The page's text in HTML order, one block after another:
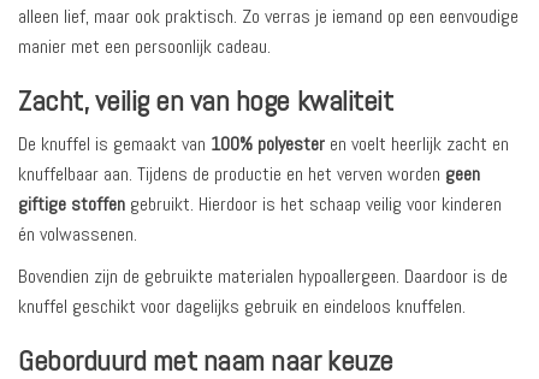
alleen lief, maar ook praktisch. Zo verras je iemand op een eenvoudige
manier met een persoonlijk cadeau.
Zacht, veilig en van hoge kwaliteit
De knuffel is gemaakt van 100% polyester en voelt heerlijk zacht en
knuffelbaar aan. Tijdens de productie en het verven worden geen
giftige stoffen gebruikt. Hierdoor is het schaap veilig voor kinderen
én volwassenen.
Bovendien zijn de gebruikte materialen hypoallergeen. Daardoor is de
knuffel geschikt voor dagelijks gebruik en eindeloos knuffelen.
Geborduurd met naam naar keuze